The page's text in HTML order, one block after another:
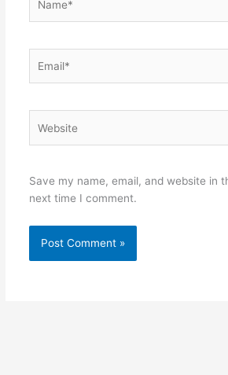
Save my name, email, and website in
next time I comment.